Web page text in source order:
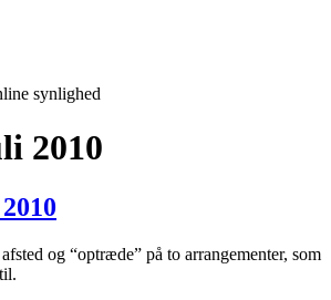
synlighed
2010
og “optræde” på to arrangementer, som